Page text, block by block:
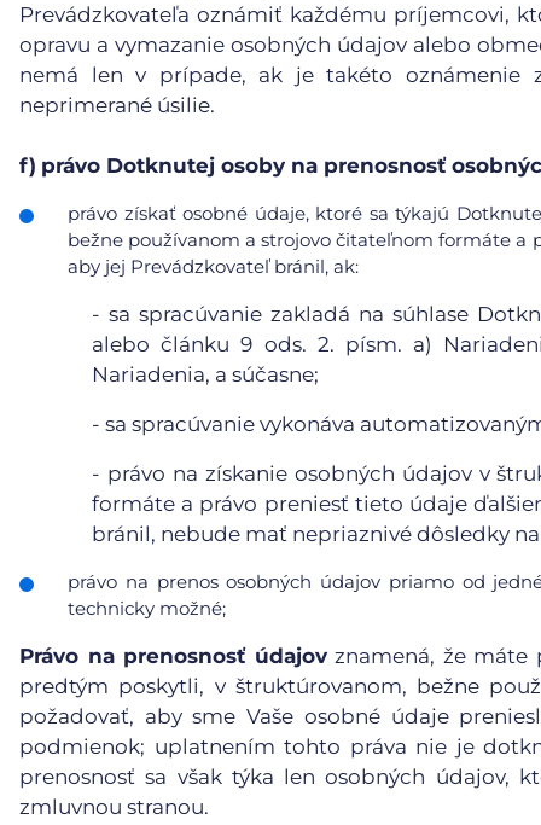
Prevádzkovateľa oznámiť každému príjemcovi,
opravu a vymazanie osobných údajov alebo
nemá len v prípade, ak je takéto oznámenie
neprimerané úsilie.
f) právo Dotknutej osoby na prenosnosť
právo získať osobné údaje, ktoré sa týkajú
bežne používanom a strojovo čitateľnom formáte a
aby jej Prevádzkovateľ bránil, ak:
-sa spracúvanie zakladá na súhlase
alebo článku 9 ods. 2. písm. a)
Nariadenia, a súčasne;
- sa spracúvanie vykonáva
- právo na získanie osobných údajov v
formáte a právo preniesť tieto údaje
bránil, nebude mať nepriaznivé dôsledky
právo na prenos osobných údajov priamo od
technicky možné;
Právo na prenosnosť údajovznamená, že máte
predtým poskytli, v štruktúrovanom, bežne
požadovať, aby sme Vaše osobné údaje
podmienok; uplatnením tohto práva nie je
prenosnosť sa však týka len osobných údajov,
zmluvnou stranou.